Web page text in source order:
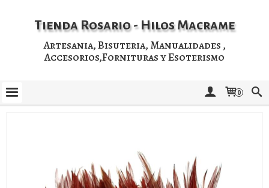
Tienda Rosario - Hilos Macrame
Artesania, Bisuteria, Manualidades ,
Accesorios,Fornituras y Esoterismo
0